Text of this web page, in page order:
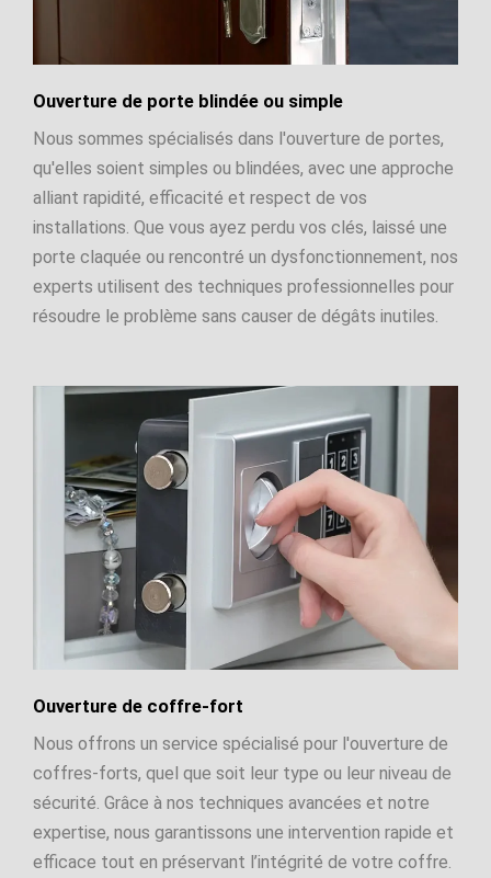
Ouverture de porte blindée ou simple
Nous sommes spécialisés dans l'ouverture de portes,
qu'elles soient simples ou blindées, avec une approche
alliant rapidité, efficacité et respect de vos
installations. Que vous ayez perdu vos clés, laissé une
porte claquée ou rencontré un dysfonctionnement, nos
experts utilisent des techniques professionnelles pour
résoudre le problème sans causer de dégâts inutiles.
Ouverture de coffre-fort
Nous offrons un service spécialisé pour l'ouverture de
coffres-forts, quel que soit leur type ou leur niveau de
sécurité. Grâce à nos techniques avancées et notre
expertise, nous garantissons une intervention rapide et
efficace tout en préservant l’intégrité de votre coffre.